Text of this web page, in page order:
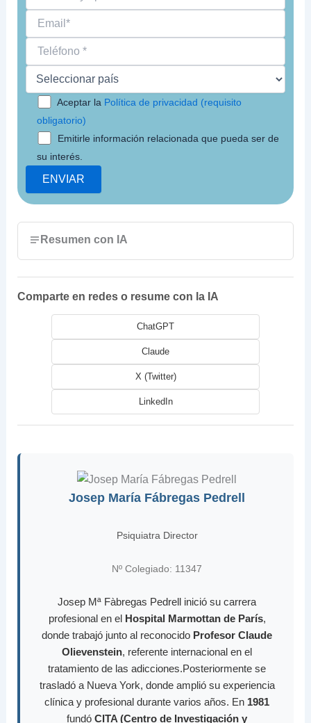
Aceptar la Política de privacidad (requisito
obligatorio)
Emitirle información relacionada que pueda ser de
su interés.
Resumen con IA
Comparte en redes o resume con la IA
ChatGPT
Claude
X (Twitter)
LinkedIn
Josep María Fábregas Pedrell
Psiquiatra Director
Nº Colegiado: 11347
Josep Mª Fàbregas Pedrell inició su carrera
profesional en el Hospital Marmottan de París,
donde trabajó junto al reconocido Profesor Claude
Olievenstein, referente internacional en el
tratamiento de las adicciones.Posteriormente se
trasladó a Nueva York, donde amplió su experiencia
clínica y profesional durante varios años. En 1981
fundó CITA (Centro de Investigación y